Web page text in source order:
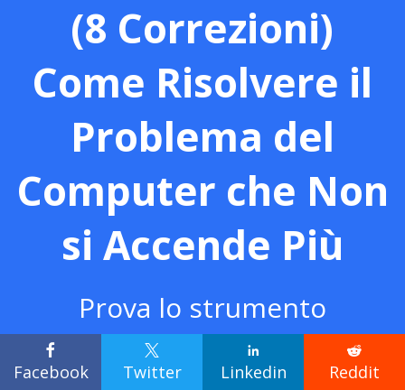

Facebook

Twitter

Linkedin

Reddit
(8 Correzioni)
Come Risolvere il
Problema del
Computer che Non
si Accende Più
Prova lo strumento
intelligente di trasferimento